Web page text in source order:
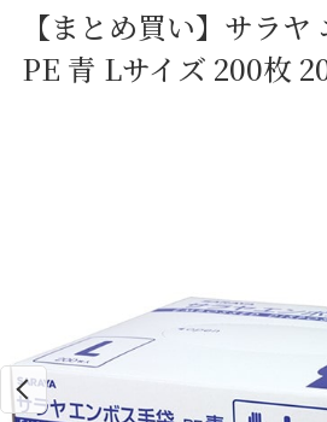
【まとめ買い】サラ
PE 青 Lサイズ 200枚